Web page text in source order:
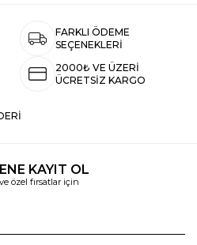
FARKLI ÖDEME
SEÇENEKLERİ
2000₺ VE ÜZERİ
ÜCRETSİZ KARGO
KAYIT OL
özel fırsatlar için